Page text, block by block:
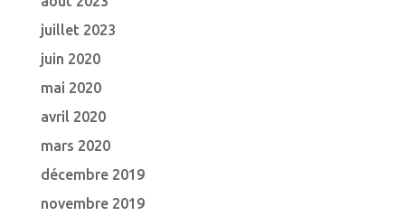
juillet 2023
juin 2020
mai 2020
avril 2020
mars 2020
décembre 2019
novembre 2019